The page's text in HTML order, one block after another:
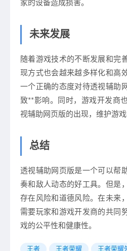
家的设备造成损害。
未来发展
随着游戏技术的不断发展和完
现方式也会越来越多样化和高
一个正确的态度对待透视辅助
致**影响。同时，游戏开发商
视辅助网页版的出现，维护游戏
总结
透视辅助网页版是一个可以帮
奏和敌人动态的好工具。但是
存在风险和道德风险。在未来
需要玩家和游戏开发商的共同
戏的公平性和健康性。
王者 王者荣耀 王者荣耀